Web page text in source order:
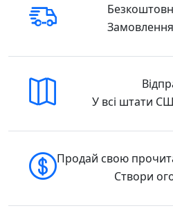
У всі штати
Продай свою
Створи